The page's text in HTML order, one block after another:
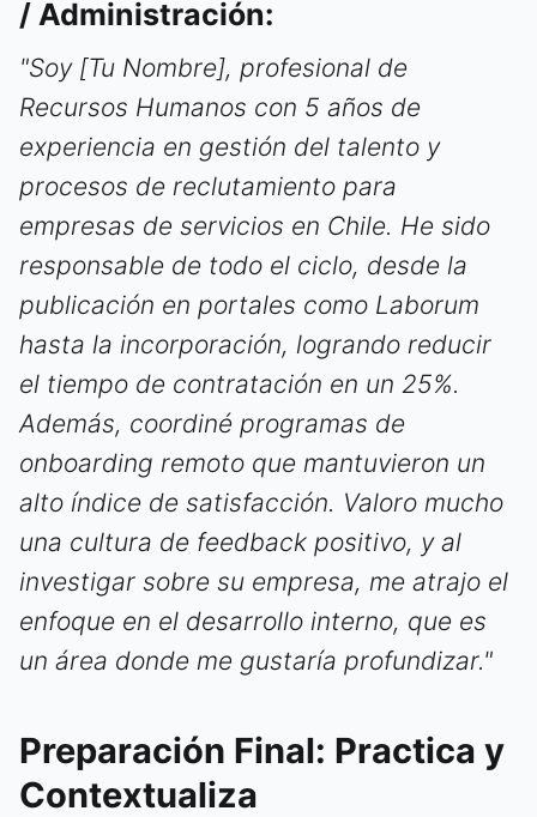
/ Administración:
"Soy [Tu Nombre], profesional de
Recursos Humanos con 5 años de
experiencia en gestión del talento y
procesos de reclutamiento para
empresas de servicios en Chile. He sido
responsable de todo el ciclo, desde la
publicación en portales como Laborum
hasta la incorporación, logrando reducir
el tiempo de contratación en un 25%.
Además, coordiné programas de
onboarding remoto que mantuvieron un
alto índice de satisfacción. Valoro mucho
una cultura de feedback positivo, y al
investigar sobre su empresa, me atrajo el
enfoque en el desarrollo interno, que es
un área donde me gustaría profundizar."
Preparación Final: Practica y
Contextualiza